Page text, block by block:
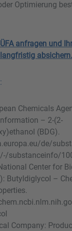
Optimierung
anfragen und
absichern.
Chemicals
– 2-(2-
(BDG).
de/
substanceinfo/
Center for
Butyldiglycol –
Company: